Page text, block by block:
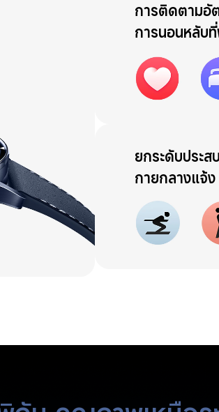
การติดตามอั
การนอนหลับ
ยกระดับประ
กายกลางแจ้ง